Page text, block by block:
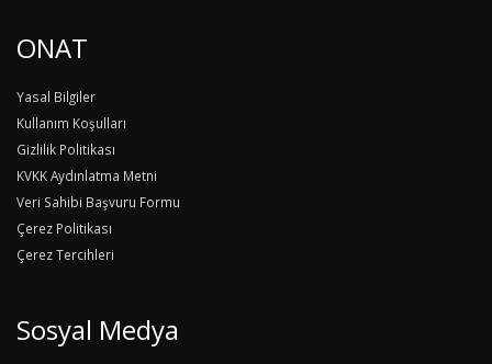
ONAT
Yasal Bilgiler
Kullanım Koşulları
Gizlilik Politikası
KVKK Aydınlatma Metni
Veri Sahibi Başvuru Formu
Çerez Politikası
Çerez Tercihleri
Sosyal Medya